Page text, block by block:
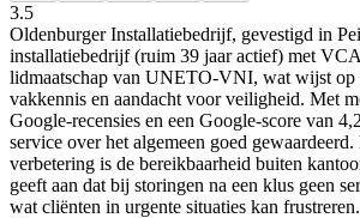
3.5
Oldenburger Installatiebedrijf, gevestigd in
installatiebedrijf (ruim 39 jaar actief) met
lidmaatschap van UNETO‑VNI, wat wijst op
vakkennis en aandacht voor veiligheid. Met
Google‑recensies en een Google‑score van
service over het algemeen goed
verbetering is de bereikbaarheid buiten
geeft aan dat bij storingen na een klus geen
wat cliënten in urgente situaties kan frustreren.